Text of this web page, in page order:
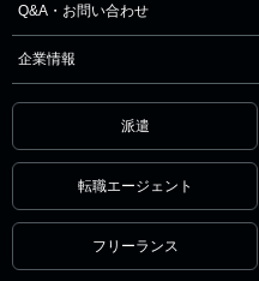
Q&A・お問い合わせ
企業情報
派遣
転職エージェント
フリーランス